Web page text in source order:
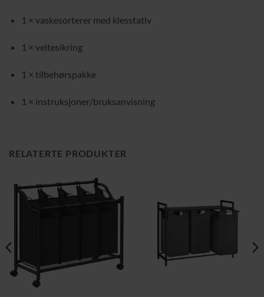
1 × vaskesorterer med klesstativ
1 × veltesikring
1 × tilbehørspakke
1 × instruksjoner/bruksanvisning
RELATERTE PRODUKTER